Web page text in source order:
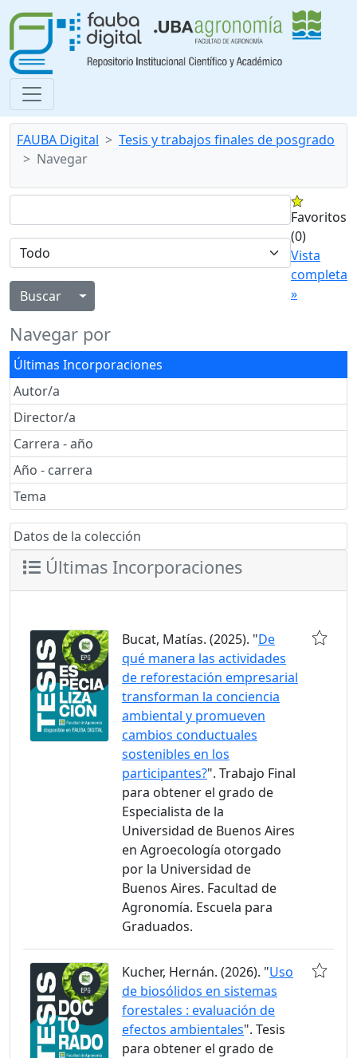
FAUBA Digital
Tesis y trabajos finales de posgrado
Navegar
Alternar menú desplegable
Favoritos
(0)
Vista
completa
»
Navegar por
Últimas Incorporaciones
Autor/a
Director/a
Carrera - año
Año - carrera
Tema
Datos de la colección
Últimas Incorporaciones
Bucat, Matías. (2025). "De
qué manera las actividades
de reforestación empresarial
transforman la conciencia
ambiental y promueven
cambios conductuales
sostenibles en los
participantes?". Trabajo Final
para obtener el grado de
Especialista de la
Universidad de Buenos Aires
en Agroecología otorgado
por la Universidad de
Buenos Aires. Facultad de
Agronomía. Escuela para
Graduados.
Kucher, Hernán. (2026). "Uso
de biosólidos en sistemas
forestales : evaluación de
efectos ambientales". Tesis
para obtener el grado de